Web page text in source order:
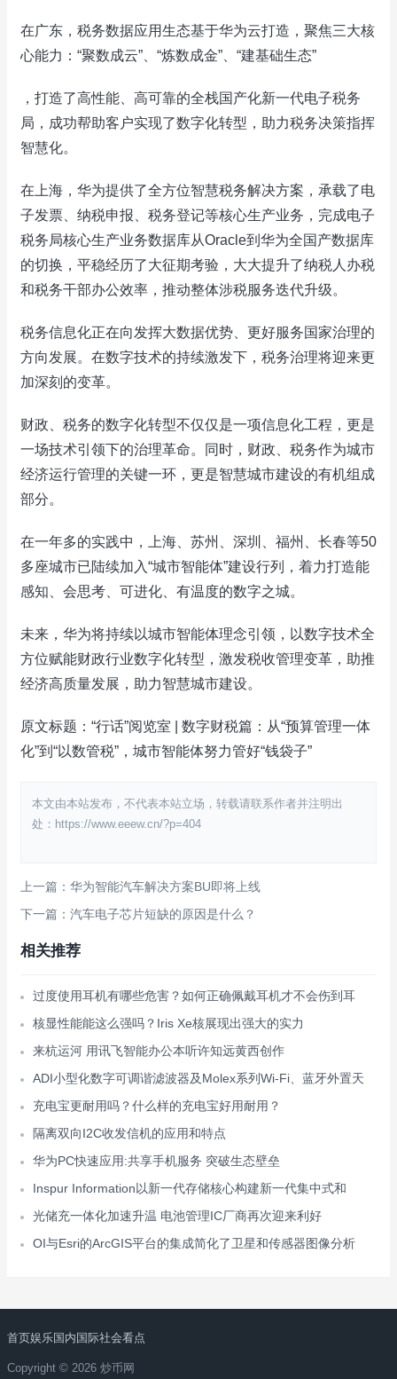
在广东，税务数据应用生态基于华为云打造，聚焦三大核
心能力：“聚数成云”、“炼数成金”、“建基础生态”
，打造了高性能、高可靠的全栈国产化新一代电子税务
局，成功帮助客户实现了数字化转型，助力税务决策指挥
智慧化。
在上海，华为提供了全方位智慧税务解决方案，承载了电
子发票、纳税申报、税务登记等核心生产业务，完成电子
税务局核心生产业务数据库从Oracle到华为全国产数据库
的切换，平稳经历了大征期考验，大大提升了纳税人办税
和税务干部办公效率，推动整体涉税服务迭代升级。
税务信息化正在向发挥大数据优势、更好服务国家治理的
方向发展。在数字技术的持续激发下，税务治理将迎来更
加深刻的变革。
财政、税务的数字化转型不仅仅是一项信息化工程，更是
一场技术引领下的治理革命。同时，财政、税务作为城市
经济运行管理的关键一环，更是智慧城市建设的有机组成
部分。
在一年多的实践中，上海、苏州、深圳、福州、长春等50
多座城市已陆续加入“城市智能体”建设行列，着力打造能
感知、会思考、可进化、有温度的数字之城。
未来，华为将持续以城市智能体理念引领，以数字技术全
方位赋能财政行业数字化转型，激发税收管理变革，助推
经济高质量发展，助力智慧城市建设。
原文标题：“行话”阅览室 | 数字财税篇：从“预算管理一体
化”到“以数管税”，城市智能体努力管好“钱袋子”
本文由本站发布，不代表本站立场，转载请联系作者并注明出
处：https://www.eeew.cn/?p=404
上一篇：华为智能汽车解决方案BU即将上线
下一篇：汽车电子芯片短缺的原因是什么？
相关推荐
过度使用耳机有哪些危害？如何正确佩戴耳机才不会伤到耳
核显性能能这么强吗？Iris Xe核展现出强大的实力
来杭运河 用讯飞智能办公本听许知远黄西创作
ADI小型化数字可调谐滤波器及Molex系列Wi-Fi、蓝牙外置天
充电宝更耐用吗？什么样的充电宝好用耐用？
隔离双向I2C收发信机的应用和特点
华为PC快速应用:共享手机服务 突破生态壁垒
Inspur Information以新一代存储核心构建新一代集中式和
光储充一体化加速升温 电池管理IC厂商再次迎来利好
OI与Esri的ArcGIS平台的集成简化了卫星和传感器图像分析
首页娱乐国内 国际社会看点
Copyright © 2026 炒币网